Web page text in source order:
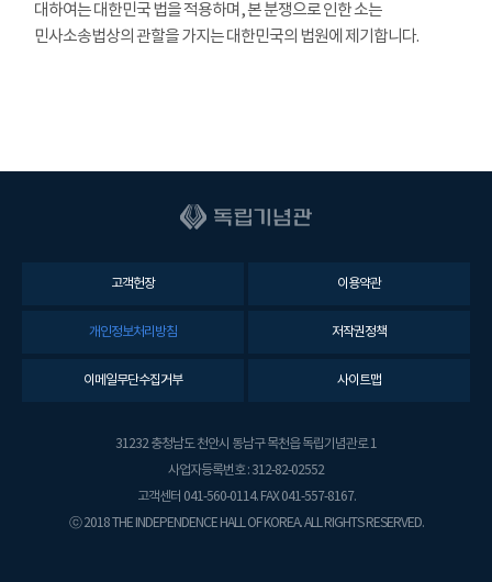
대하여는 대한민국 법을 적용하며, 본 분쟁으로 인한 소는
민사소송법상의 관할을 가지는 대한민국의 법원에 제기합니다.
고객헌장 이용약관
개인정보처리방침 저작권정책
이메일무단수집거부 사이트맵
31232 충청남도 천안시 동남구 목천읍 독립기념관로 1
사업자등록번호 : 312-82-02552
고객센터 041-560-0114. FAX 041-557-8167.
ⓒ 2018 THE INDEPENDENCE HALL OF KOREA. ALL RIGHTS RESERVED.